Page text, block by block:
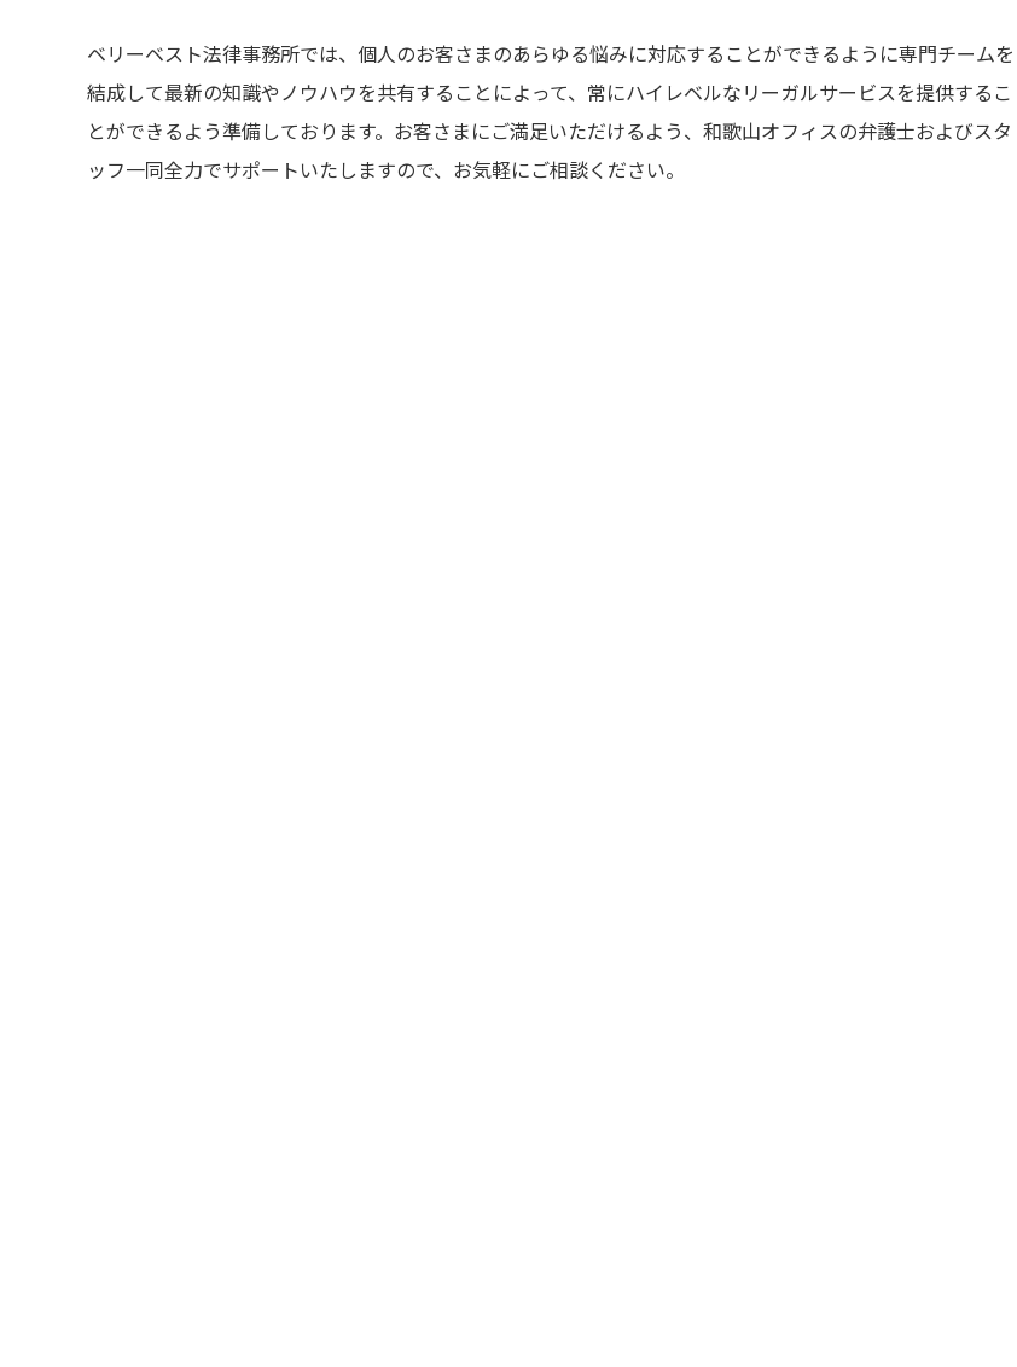
ベリーベスト法律事務所では、個人のお客さまのあらゆる悩みに対応することができるように専門チームを
結成して最新の知識やノウハウを共有することによって、常にハイレベルなリーガルサービスを提供するこ
とができるよう準備しております。お客さまにご満足いただけるよう、和歌山オフィスの弁護士およびスタ
ッフ一同全力でサポートいたしますので、お気軽にご相談ください。